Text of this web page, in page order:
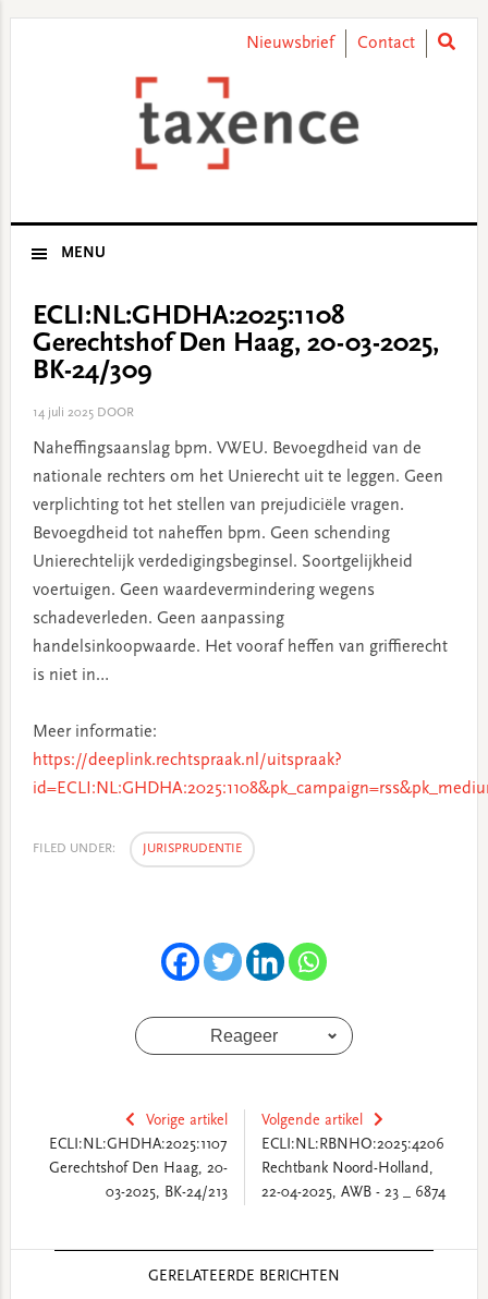
Nieuwsbrief Contact
MENU
ECLI:NL:GHDHA:2025:1108
Gerechtshof Den Haag, 20-03-2025,
BK-24/309
14 juli 2025DOOR
Naheffingsaanslag bpm. VWEU. Bevoegdheid van de
nationale rechters om het Unierecht uit te leggen. Geen
verplichting tot het stellen van prejudiciële vragen.
Bevoegdheid tot naheffen bpm. Geen schending
Unierechtelijk verdedigingsbeginsel. Soortgelijkheid
voertuigen. Geen waardevermindering wegens
schadeverleden. Geen aanpassing
handelsinkoopwaarde. Het vooraf heffen van griffierecht
is niet in…
Meer informatie:
https://deeplink.rechtspraak.nl/uitspraak?
FILED UNDER: JURISPRUDENTIE
Reageer
Vorige artikel
ECLI:NL:GHDHA:2025:1107
Gerechtshof Den Haag, 20-
03-2025, BK-24/213
Volgende artikel
ECLI:NL:RBNHO:2025:4206
Rechtbank Noord-Holland,
22-04-2025, AWB - 23 _ 6874
GERELATEERDE BERICHTEN